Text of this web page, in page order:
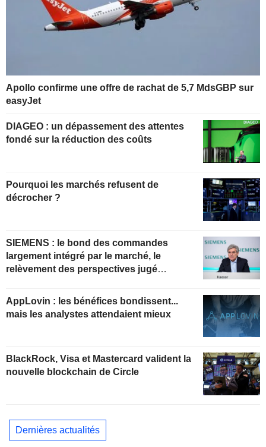
Apollo confirme une offre de rachat de 5,7 MdsGBP sur
easyJet
DIAGEO : un dépassement des attentes
fondé sur la réduction des coûts
Pourquoi les marchés refusent de
décrocher ?
SIEMENS : le bond des commandes
largement intégré par le marché, le
relèvement des perspectives jugé
actuelles
AppLovin : les bénéfices bondissent...
mais les analystes attendaient mieux
BlackRock, Visa et Mastercard valident la
nouvelle blockchain de Circle
Dernières actualités